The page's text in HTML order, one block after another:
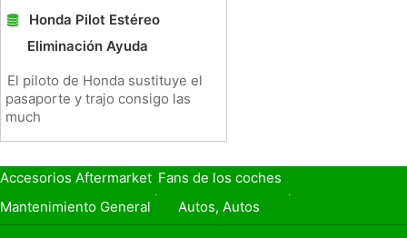
Honda Pilot Estéreo
Eliminación Ayuda
El piloto de Honda sustituye el
pasaporte y trajo consigo las
much
Accesorios Aftermarket Fans de los coches
Seguro de Coche
Préstamos y Financiación
Mantenimiento General
Autos, Autos
Seguridad Vial
Combustibles